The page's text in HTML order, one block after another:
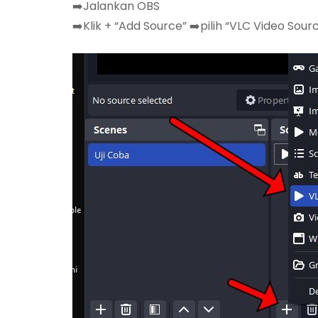
➡️Jalankan OBS
➡️Klik + “Add Source” ➡️pilih “VLC Video